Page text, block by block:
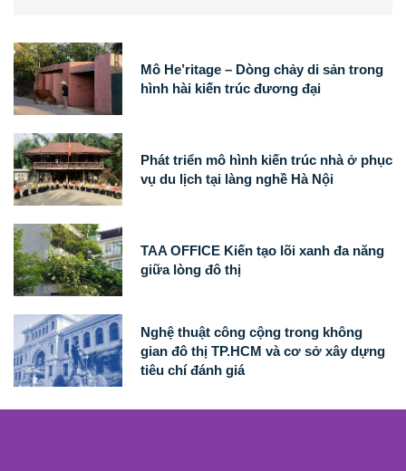
Mô He’ritage – Dòng chảy di sản trong
hình hài kiến trúc đương đại
Phát triển mô hình kiến trúc nhà ở phục
vụ du lịch tại làng nghề Hà Nội
TAA OFFICE Kiến tạo lõi xanh đa năng
giữa lòng đô thị
Nghệ thuật công cộng trong không
gian đô thị TP.HCM và cơ sở xây dựng
tiêu chí đánh giá